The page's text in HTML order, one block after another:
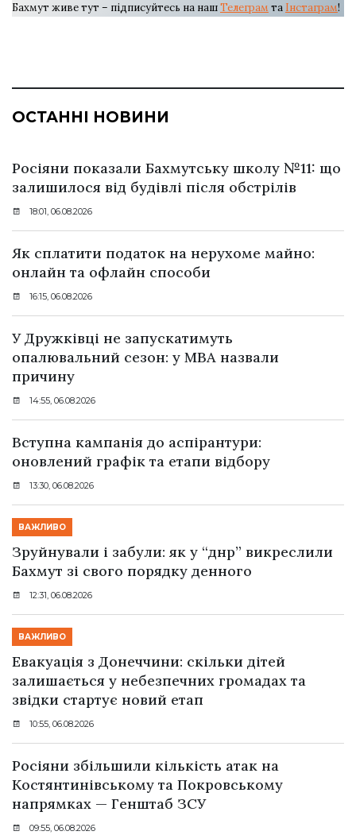
Бахмут живе тут – підписуйтесь на нашТелеграм та Інстаграм!
ОСТАННІ НОВИНИ
Росіяни показали Бахмутську школу №11: що
залишилося від будівлі після обстрілів
18:01, 06.08.2026
Як сплатити податок на нерухоме майно:
онлайн та офлайн способи
16:15, 06.08.2026
У Дружківці не запускатимуть
опалювальний сезон: у МВА назвали
причину
14:55, 06.08.2026
Вступна кампанія до аспірантури:
оновлений графік та етапи відбору
13:30, 06.08.2026
ВАЖЛИВО
Зруйнували і забули: як у “днр” викреслили
Бахмут зі свого порядку денного
12:31, 06.08.2026
ВАЖЛИВО
Евакуація з Донеччини: скільки дітей
залишається у небезпечних громадах та
звідки стартує новий етап
10:55, 06.08.2026
Росіяни збільшили кількість атак на
Костянтинівському та Покровському
напрямках — Генштаб ЗСУ
09:55, 06.08.2026